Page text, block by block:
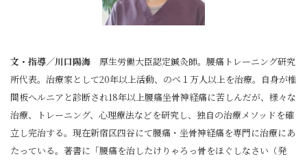
文・指導／川口陽海 厚生労働大臣認定鍼灸師。腰痛トレーニング研究
所代表。治療家として20年以上活動、のべ１万人以上を治療。自身が椎
間板へルニアと診断され18年以上腰痛坐骨神経痛に苦しんだが、様々な
治療、トレーニング、心理療法などを研究し、独自の治療メソッドを確
立し完治する。現在新宿区四谷にて腰痛・坐骨神経痛を専門に治療にあ
たっている。著書に「腰痛を治したけりゃろっ骨をほぐしなさい（発